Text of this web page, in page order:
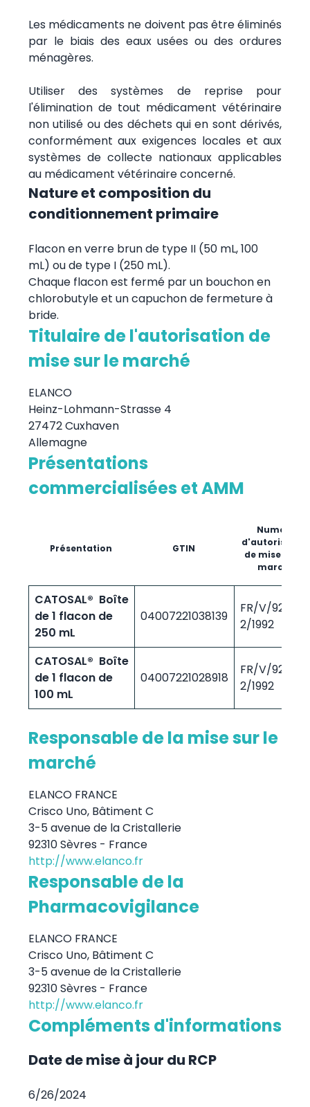
Les médicaments ne doivent pas être éliminés
par le biais des eaux usées ou des ordures
ménagères.
Utiliser des systèmes de reprise pour
l'élimination de tout médicament vétérinaire
non utilisé ou des déchets qui en sont dérivés,
conformément aux exigences locales et aux
systèmes de collecte nationaux applicables
au médicament vétérinaire concerné.
Nature et composition du
conditionnement primaire
Flacon en verre brun de type II (50 mL, 100
mL) ou de type I (250 mL).
Chaque flacon est fermé par un bouchon en
chlorobutyle et un capuchon de fermeture à
bride.
Titulaire de l'autorisation de
mise sur le marché
ELANCO
Heinz-Lohmann-Strasse 4
27472 Cuxhaven
Allemagne
Présentations
commercialisées et AMM
Présentation GTIN
Numéro
de mise sur le
marché
CATOSAL® Boîte
de 1 flacon de
250 mL
04007221038139
FR/V/
2/1992
CATOSAL® Boîte
de 1 flacon de
100 mL
04007221028918
FR/V/
2/1992
Responsable de la mise sur le
marché
ELANCO FRANCE
Crisco Uno, Bâtiment C
3-5 avenue de la Cristallerie
92310 Sèvres - France
http://www.elanco.fr
Responsable de la
Pharmacovigilance
ELANCO FRANCE
Crisco Uno, Bâtiment C
3-5 avenue de la Cristallerie
92310 Sèvres - France
http://www.elanco.fr
Compléments d'informations
Date de mise à jour du RCP
6/26/2024